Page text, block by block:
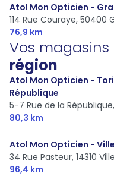
Atol Mon Opticien -
114 Rue Couraye, 50400
76,9 km
Vos magasins
région
Atol Mon Opticien -
République
5-7 Rue de la République,
80,3 km
Atol Mon Opticien -
34 Rue Pasteur, 14310
96,4 km